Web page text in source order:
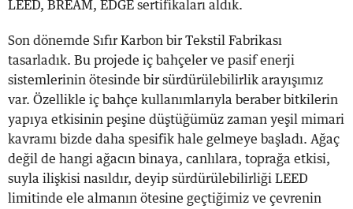
LEED, BREAM, EDGE sertifikaları aldık.
Son dönemde Sıfır Karbon bir Tekstil Fabrikası
tasarladık. Bu projede iç bahçeler ve pasif enerji
sistemlerinin ötesinde bir sürdürülebilirlik arayışımız
var. Özellikle iç bahçe kullanımlarıyla beraber bitkilerin
yapıya etkisinin peşine düştüğümüz zaman yeşil mimari
kavramı bizde daha spesifik hale gelmeye başladı. Ağaç
değil de hangi ağacın binaya, canlılara, toprağa etkisi,
suyla ilişkisi nasıldır, deyip sürdürülebilirliği LEED
limitinde ele almanın ötesine geçtiğimiz ve çevrenin